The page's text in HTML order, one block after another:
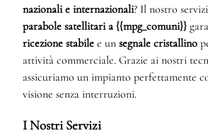
nazionali e internazionali? Il nostro
parabole satellitari a {{mpg_comuni}}
ricezione stabile e un segnale cristallino
attività commerciale. Grazie ai nostri
assicuriamo un impianto perfettamente
visione senza interruzioni.
I Nostri Servizi